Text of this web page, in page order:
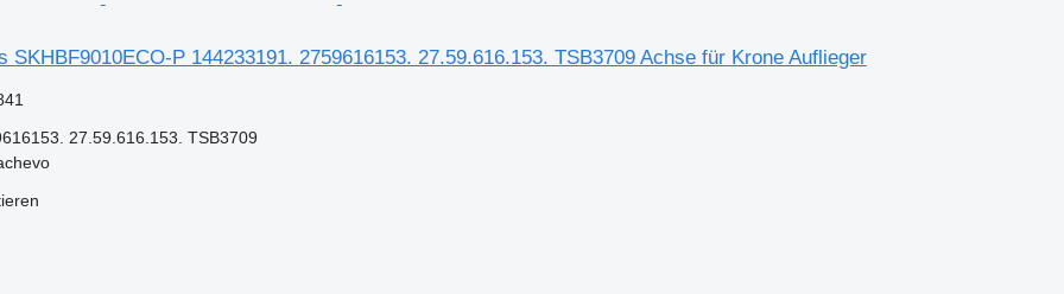
SKHBF9010ECO-P 144233191. 2759616153. 27.59.616.153. TSB3709 Achse für Krone Auflieger
27.59.616.153. TSB3709